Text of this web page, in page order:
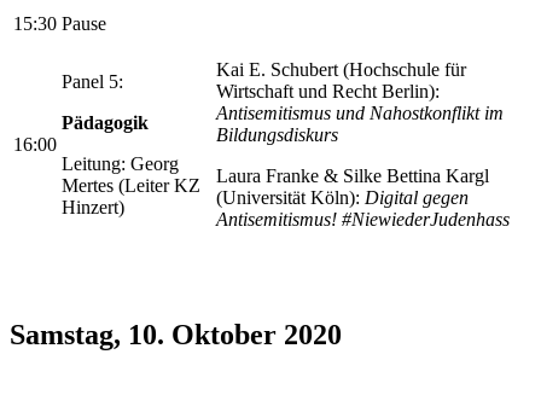
15:30 Pause
16:00
Panel 5:
Pädagogik
Leitung: Georg
Mertes (Leiter KZ
Hinzert)
Kai E. Schubert (Hochschule für
Wirtschaft und Recht Berlin):
Antisemitismus und Nahostkonflikt im
Bildungsdiskurs
Laura Franke & Silke Bettina Kargl
(Universität Köln): Digital gegen
Antisemitismus! #NiewiederJudenhass
Samstag, 10. Oktober 2020